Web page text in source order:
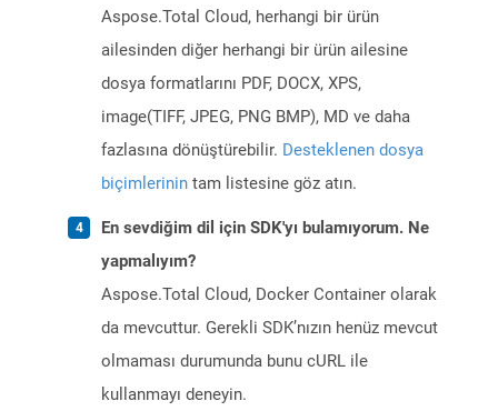
Aspose.Total Cloud, herhangi bir ürün
ailesinden diğer herhangi bir ürün ailesine
dosya formatlarını PDF, DOCX, XPS,
image(TIFF, JPEG, PNG BMP), MD ve daha
fazlasına dönüştürebilir. Desteklenen dosya
biçimlerinin tam listesine göz atın.
En sevdiğim dil için SDK'yı bulamıyorum. Ne
yapmalıyım?
Aspose.Total Cloud, Docker Container olarak
da mevcuttur. Gerekli SDK’nızın henüz mevcut
olmaması durumunda bunu cURL ile
kullanmayı deneyin.